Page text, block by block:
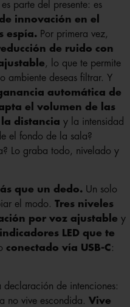
parte del presente: es
innovación en el
espía.Por primera vez,
de ruido con
, lo que te permite
ambiente deseas filtrar. Y
automática de
el volumen de las
distancia y la intensidad
el fondo de la sala?
Lo graba todo, nivelado y
que un dedo.Un solo
el modo. Tres niveles
por voz ajustable y
LED que te
conectado vía USB-C:
declaración de intenciones:
no vive escondida. Vive